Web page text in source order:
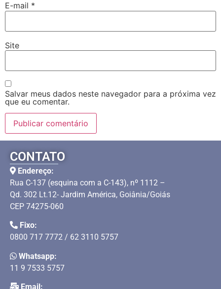
E-mail *
Site
Salvar meus dados neste navegador para a próxima vez
que eu comentar.
CONTATO
Endereço:
Rua C-137 (esquina com a C-143), nº 1112 –
Qd. 302 Lt.12- Jardim América, Goiânia/Goiás
CEP 74275-060
Fixo:
0800 717 7772 / 62 3110 5757
Whatsapp:
11 9 7533 5757
Email: